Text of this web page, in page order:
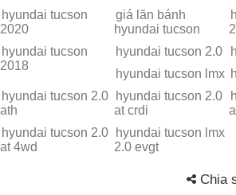
hyundai tucson
2020
giá lăn bánh
hyundai tucson
hyundai tucson
2018
hyundai tucson 2.0
hyundai tucson lmx
hyundai tucson 2.0
ath
hyundai tucson 2.0
at crdi
hyundai tucson 2.0
at 4wd
hyundai tucson lmx
2.0 evgt
Chia